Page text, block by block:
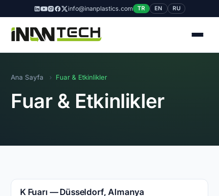
info@inanplastics.com TR EN RU
Ana Sayfa › Fuar & Etkinlikler
Fuar & Etkinlikler
K Fuarı — Düsseldorf, Almanya